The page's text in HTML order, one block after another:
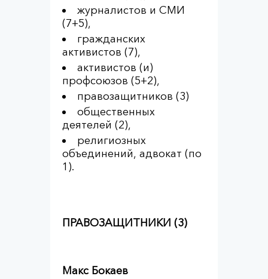
журналистов и СМИ
(7+5),
гражданских
активистов (7),
активистов (и)
профсоюзов (5+2),
правозащитников (3)
общественных
деятелей (2),
религиозных
объединений, адвокат (по
1).
ПРАВОЗАЩИТНИКИ (3)
Макс Бокаев